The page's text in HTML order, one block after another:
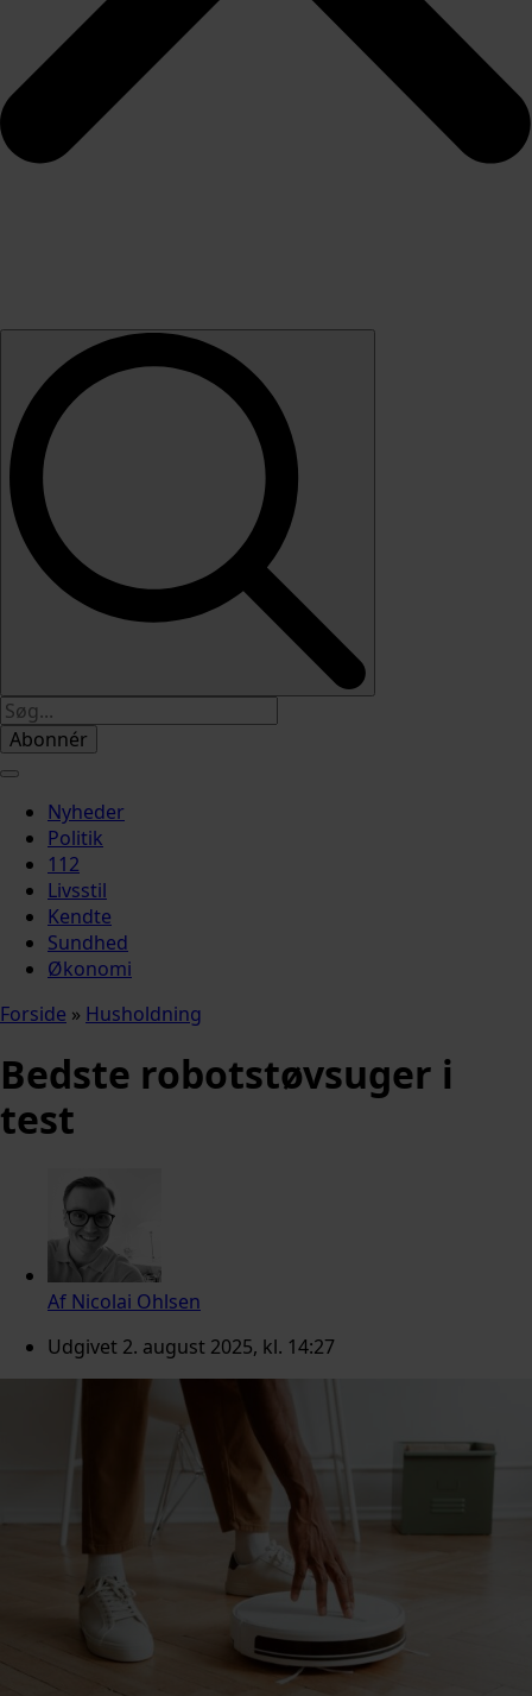
Abonnér
Nyheder
Politik
112
Livsstil
Kendte
Sundhed
Økonomi
Forside » Husholdning
Bedste robotstøvsuger i
test
Af Nicolai Ohlsen
Udgivet 2. august 2025, kl. 14:27